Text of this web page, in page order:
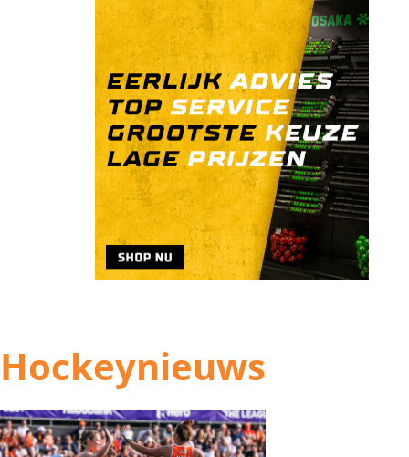
Hockeynieuws